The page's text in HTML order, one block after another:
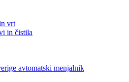
vrt
in čistila
avtomatski menjalnik